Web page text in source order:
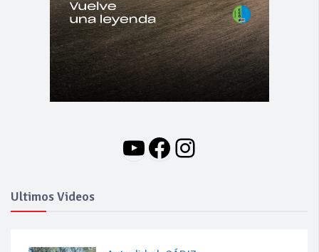
YouTube
Facebook
Instagram
Ultimos Videos